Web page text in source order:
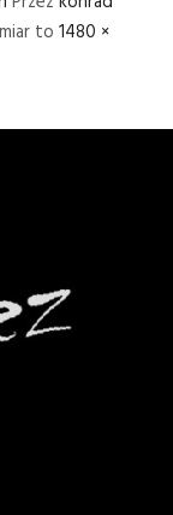
to 1480 ×